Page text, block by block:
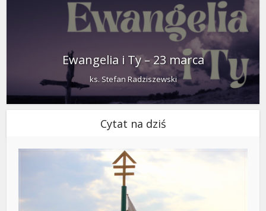
Ewangelia i Ty – 23 marca
ks. Stefan Radziszewski
Cytat na dziś